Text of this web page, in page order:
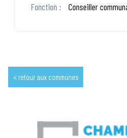
Conseiller
retour aux communes